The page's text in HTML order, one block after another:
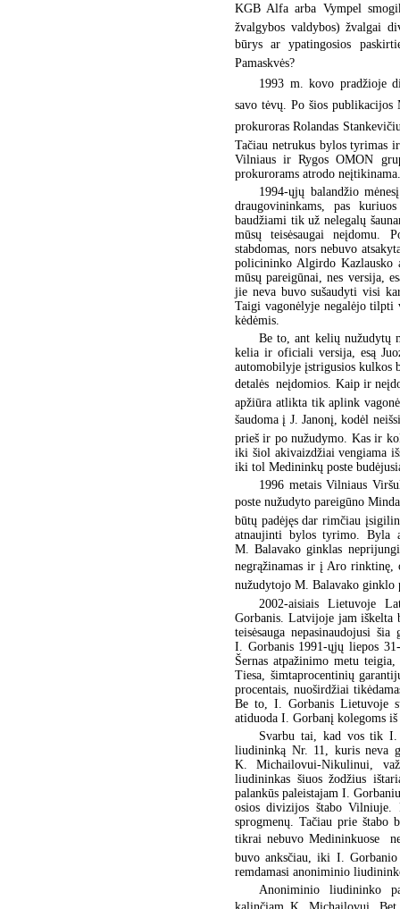
KGB Alfa arba Vympel
žvalgybos valdybos) žvalgai
būrys ar ypatingosios
Pamaskvės?
1993 m. kovo pradžioje
savo tėvų. Po šios
prokuroras Rolandas
Tačiau netrukus bylos tyrimas
Vilniaus ir Rygos OMON
prokurorams atrodo neįtikinama.
1994-ųjų balandžio
draugovininkams, pas
baudžiami tik už nelegalų
mūsų teisėsaugai neįdomu.
stabdomas, nors nebuvo
policininko Algirdo Kazlausko
mūsų pareigūnai, nes versija,
jie neva buvo sušaudyti visi
Taigi vagonėlyje negalėjo
kėdėmis.
Be to, ant kelių nužudytų
kelia ir oficiali versija, esą
automobilyje įstrigusios kulkos
detalės  neįdomios. Kaip ir
apžiūra atlikta tik aplink
šaudoma į J. Janonį, kodėl
prieš ir po nužudymo. Kas ir
iki šiol akivaizdžiai vengiama
iki tol Medininkų poste
1996 metais Vilniaus
poste nužudyto pareigūno
būtų padėjęs dar rimčiau
atnaujinti bylos tyrimo. Byla
M. Balavako ginklas
negrąžinamas ir į Aro
nužudytojo M. Balavako ginklo
2002-aisiais Lietuvoje
Gorbanis. Latvijoje jam iškelta
teisėsauga nepasinaudojusi
I. Gorbanis 1991-ųjų liepos
Šernas atpažinimo metu
Tiesa, šimtaprocentinių
procentais, nuoširdžiai
Be to, I. Gorbanis Lietuvoje
atiduoda I. Gorbanį kolegoms
Svarbu tai, kad vos tik I.
liudininką Nr. 11, kuris neva
K. Michailovui-Nikulinui,
liudininkas šiuos žodžius
palankūs paleistajam I.
osios divizijos štabo Vilniuje.
sprogmenų. Tačiau prie štabo
tikrai nebuvo Medininkuose 
buvo anksčiau, iki I.
remdamasi anoniminio
Anoniminio liudininko